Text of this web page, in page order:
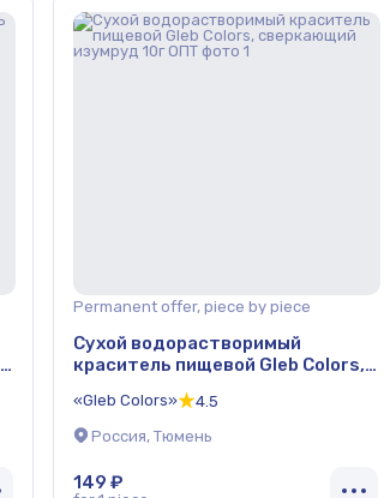
Permanent offer, piece by piece
Сухой водорастворимый
краситель пищевой Gleb Colors,
«Gleb Colors»
4.5
Россия, Тюмень
149 ₽